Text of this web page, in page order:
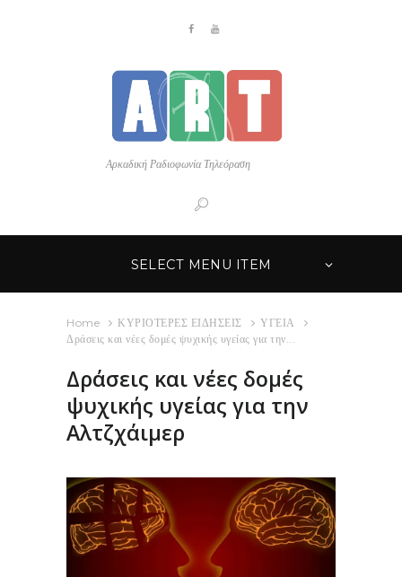
Αρκαδική Ραδιοφωνία Τηλεόραση
SELECT MENU ITEM
Home ΚΥΡΙΟΤΕΡΕΣ ΕΙΔΗΣΕΙΣ
ΥΓΕΙΑ
Δράσεις και νέες δομές ψυχικής υγείας για την...
Δράσεις και νέες δομές
ψυχικής υγείας για την
Αλτζχάιμερ